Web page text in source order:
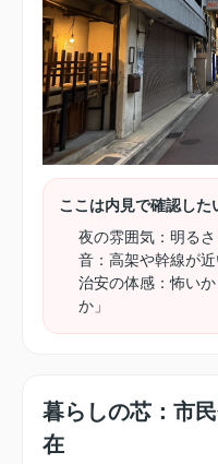
ここは内見で確認した
夜の雰囲気：明る
音：高架や幹線が
治安の体感：怖い
か」
暮らしの芯：市
在